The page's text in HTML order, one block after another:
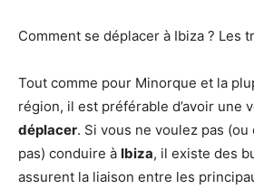
Comment se déplacer à Ibiza ? Les
Tout comme pour Minorque et la
région, il est préférable d’avoir une
déplacer. Si vous ne voulez pas
pas) conduire à Ibiza, il existe des
assurent la liaison entre les